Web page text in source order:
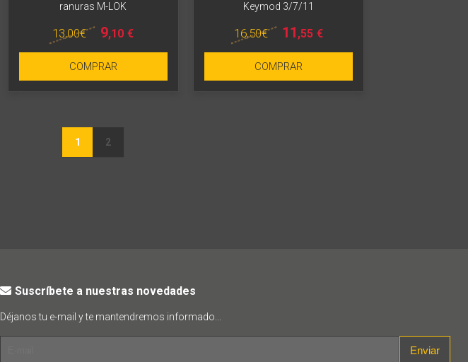
ranuras M-LOK
13,00€ 9,10 €
COMPRAR
Keymod 3/7/11
16,50€ 11 ,55 €
COMPRAR
1 2
Suscríbete a nuestras novedades
Déjanos tu e-mail y te mantendremos informado...
Enviar